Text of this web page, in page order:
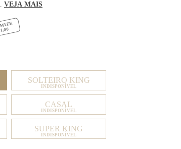
VEJA MAIS
SOLTEIRO KING
INDISPONÍVEL
CASAL
INDISPONÍVEL
SUPER KING
INDISPONÍVEL